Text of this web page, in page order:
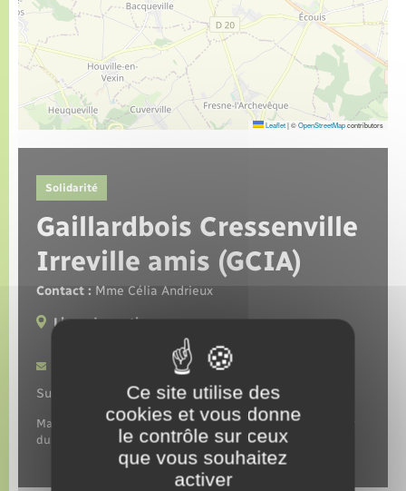
Leaflet|©OpenStreetMapcontributors
Solidarité
Gaillardbois Cressenville
Irreville amis (GCIA)
Contact : Mme Célia Andrieux
Lieux de pratique :
Suivez-nous sur :
Manifestations sportives et culturelles pour agir en faveur
du patrimoine.
Ce site utilise des
cookies et vous donne
le contrôle sur ceux
que vous souhaitez
activer